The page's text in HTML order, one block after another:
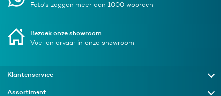
Foto’s zeggen meer dan 1000 woorden
Bezoek onze showroom
Voel en ervaar in onze showroom
Klantenservice
Assortiment